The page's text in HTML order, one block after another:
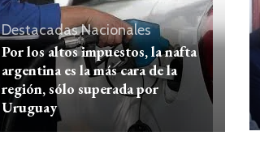
DestacadasNacionales
Por los altos impuestos, la nafta
argentina es la más cara de la
región, sólo superada por
Uruguay